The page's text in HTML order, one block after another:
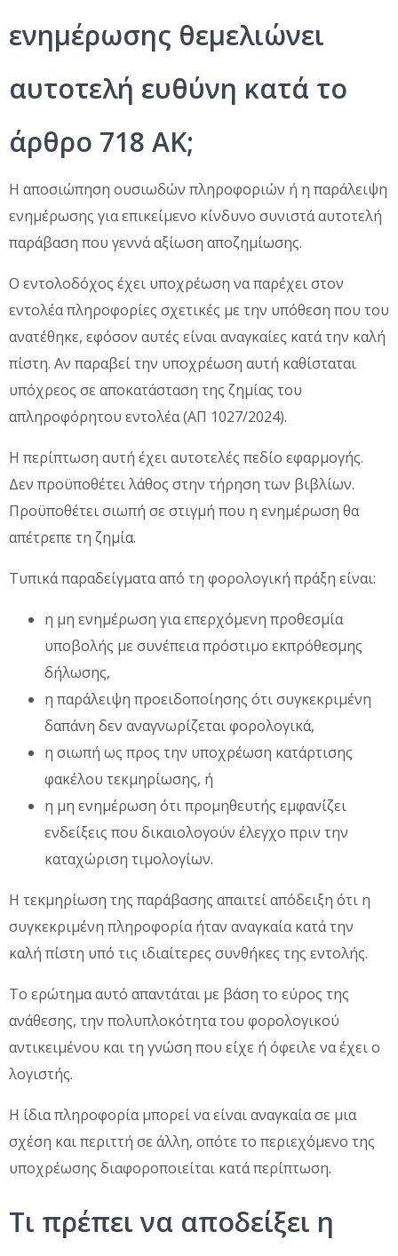
ενημέρωσης θεμελιώνει
αυτοτελή ευθύνη κατά το
άρθρο 718 ΑΚ;
Η αποσιώπηση ουσιωδών πληροφοριών ή η παράλειψη
ενημέρωσης για επικείμενο κίνδυνο συνιστά αυτοτελή
παράβαση που γεννά αξίωση αποζημίωσης.
Ο εντολοδόχος έχει υποχρέωση να παρέχει στον
εντολέα πληροφορίες σχετικές με την υπόθεση που του
ανατέθηκε, εφόσον αυτές είναι αναγκαίες κατά την καλή
πίστη. Αν παραβεί την υποχρέωση αυτή καθίσταται
υπόχρεος σε αποκατάσταση της ζημίας του
απληροφόρητου εντολέα (ΑΠ 1027/2024).
Η περίπτωση αυτή έχει αυτοτελές πεδίο εφαρμογής.
Δεν προϋποθέτει λάθος στην τήρηση των βιβλίων.
Προϋποθέτει σιωπή σε στιγμή που η ενημέρωση θα
απέτρεπε τη ζημία.
Τυπικά παραδείγματα από τη φορολογική πράξη είναι:
η μη ενημέρωση για επερχόμενη προθεσμία
υποβολής με συνέπεια πρόστιμο εκπρόθεσμης
δήλωσης,
η παράλειψη προειδοποίησης ότι συγκεκριμένη
δαπάνη δεν αναγνωρίζεται φορολογικά,
η σιωπή ως προς την υποχρέωση κατάρτισης
φακέλου τεκμηρίωσης, ή
η μη ενημέρωση ότι προμηθευτής εμφανίζει
ενδείξεις που δικαιολογούν έλεγχο πριν την
καταχώριση τιμολογίων.
Η τεκμηρίωση της παράβασης απαιτεί απόδειξη ότι η
συγκεκριμένη πληροφορία ήταν αναγκαία κατά την
καλή πίστη υπό τις ιδιαίτερες συνθήκες της εντολής.
Το ερώτημα αυτό απαντάται με βάση το εύρος της
ανάθεσης, την πολυπλοκότητα του φορολογικού
αντικειμένου και τη γνώση που είχε ή όφειλε να έχει ο
λογιστής.
Η ίδια πληροφορία μπορεί να είναι αναγκαία σε μια
σχέση και περιττή σε άλλη, οπότε το περιεχόμενο της
υποχρέωσης διαφοροποιείται κατά περίπτωση.
Τι πρέπει να αποδείξει η